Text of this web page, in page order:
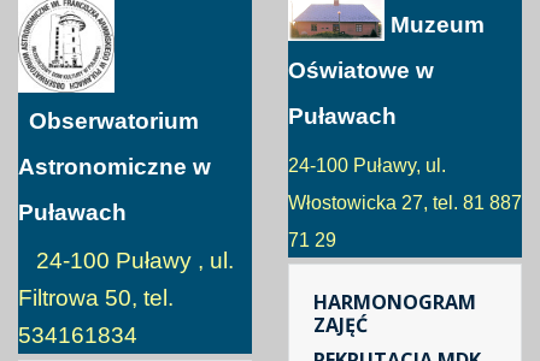
Obserwatorium
Astronomiczne w
Puławach
24-100 Puławy , ul.
Filtrowa 50, tel.
534161834
Muzeum
Oświatowe w
Puławach
24-100 Puławy, ul.
Włostowicka 27, tel. 81 887
71 29
HARMONOGRAM
ZAJĘĆ